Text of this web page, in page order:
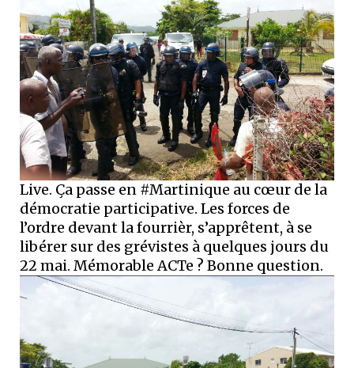
Live. Ça passe en #Martinique au cœur de la
démocratie participative. Les forces de
l’ordre devant la fourrièr, s’apprêtent, à se
libérer sur des grévistes à quelques jours du
22 mai. Mémorable ACTe ? Bonne question.